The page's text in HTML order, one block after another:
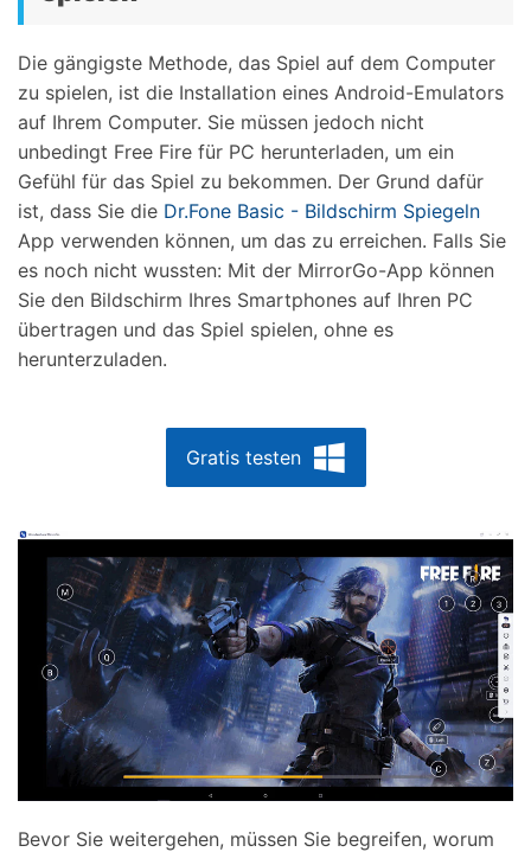
Die gängigste Methode, das Spiel auf dem Computer
zu spielen, ist die Installation eines Android-Emulators
auf Ihrem Computer. Sie müssen jedoch nicht
unbedingt Free Fire für PC herunterladen, um ein
Gefühl für das Spiel zu bekommen. Der Grund dafür
ist, dass Sie die Dr.Fone Basic - Bildschirm Spiegeln
App verwenden können, um das zu erreichen. Falls Sie
es noch nicht wussten: Mit der MirrorGo-App können
Sie den Bildschirm Ihres Smartphones auf Ihren PC
übertragen und das Spiel spielen, ohne es
herunterzuladen.
Gratis testen
Bevor Sie weitergehen, müssen Sie begreifen, worum